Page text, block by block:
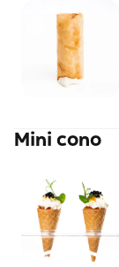
Mini cono